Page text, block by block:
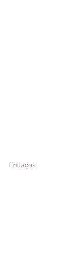
Enllaços